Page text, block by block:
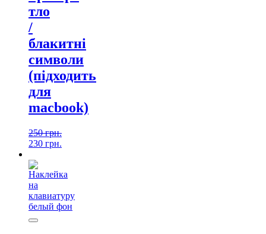
тло
/
блакитні
символи
(підходить
для
macbook)
250грн.
230 грн.